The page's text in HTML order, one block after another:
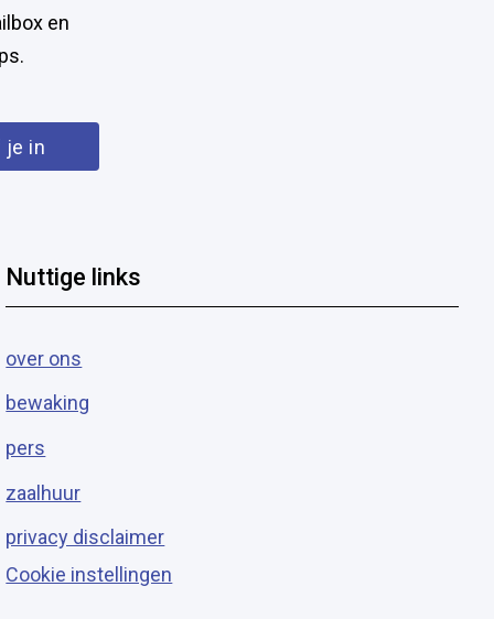
en
Nuttige links
over ons
bewaking
pers
zaalhuur
privacy disclaimer
Cookie instellingen